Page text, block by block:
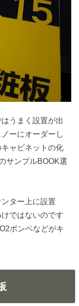
うまく設置が出
ーにオーダーし
ャビネットの化
サンプルBOOK選
ター上に設置
ではないのです
ボンベなどがキ